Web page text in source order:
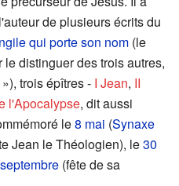
de plusieurs écrits du
qui porte son nom (le
le distinguer des trois autres,
»), trois épîtres - I Jean, II
l'Apocalypse, dit aussi
le8 mai (Synaxe
Jean le Théologien), le30
(fête de sa